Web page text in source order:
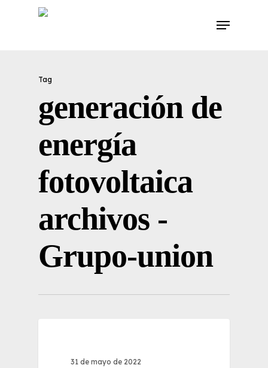
Menu
Tag
generación de
energía
fotovoltaica
archivos -
Grupo-union
31 de mayo de 2022